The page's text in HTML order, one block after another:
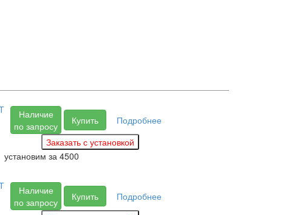
Наличие
по запросу
Купить Подробнее
установим за 4500
Наличие
по запросу
Купить Подробнее